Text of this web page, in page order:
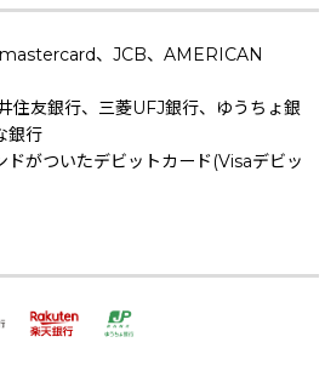
mastercard、JCB、AMERICAN
住友銀行、三菱UFJ銀行、ゆうちょ銀
銀行
ドがついたデビットカード(Visaデビッ